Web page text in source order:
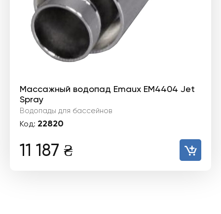
Массажный водопад Emaux EM4404 Jet
Spray
Водопады для бассейнов
Код: 22820
11 187 ₴